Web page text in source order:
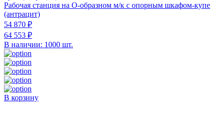
Рабочая станция на О-образном м/к с опорным шкафом-купе
(антрацит)
54 870 ₽
64 553 ₽
В наличии: 1000 шт.
В корзину